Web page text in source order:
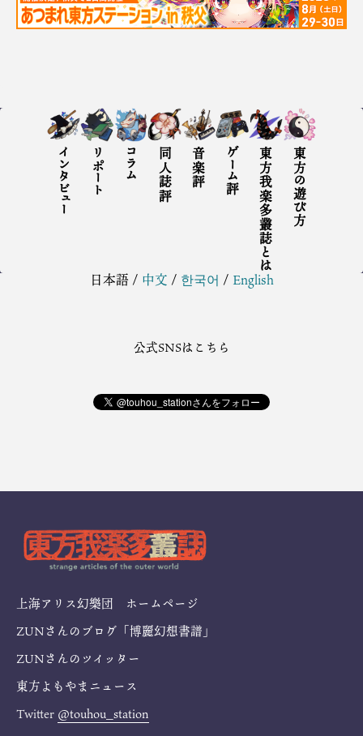
インタビュー リポート コラム 同人誌評 音楽評 ゲーム評 東方我楽多叢誌とは 東方の遊び方
日本語/ 中文 / 한국어 / English
公式SNSはこちら
上海アリス幻樂団 ホームページ
ZUNさんのブログ「博麗幻想書譜」
ZUNさんのツイッター
東方よもやまニュース
Twitter @touhou_station